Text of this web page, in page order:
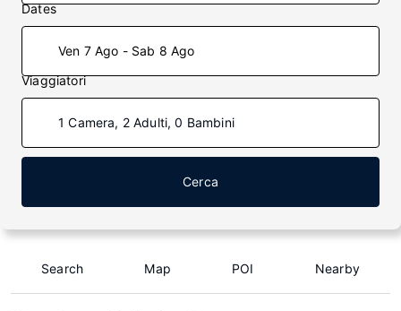
Dates
Ven 7 Ago - Sab 8 Ago
Viaggiatori
1 Camera, 2 Adulti, 0 Bambini
Cerca
Search Map POI Nearby